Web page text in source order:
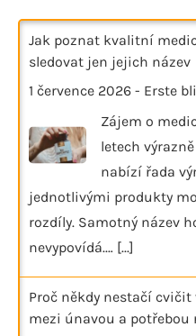
Jak poznat kvalitní
sledovat jen jejich název
1 července 2026 - Erste
Zájem o
letech
nabízí řada
jednotlivými produkty
rozdíly. Samotný název
nevypovídá.… [...]
Proč někdy nestačí
mezi únavou a potřebou